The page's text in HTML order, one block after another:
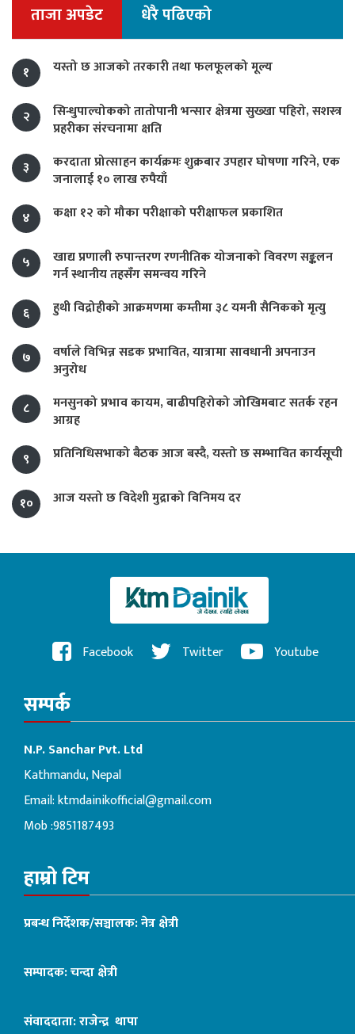
ताजा अपडेट धेरै पढिएको
१ यस्तो छ आजको तरकारी तथा फलफूलको मूल्य
२
सिन्धुपाल्चोकको तातोपानी भन्सार क्षेत्रमा सुख्खा पहिरो, सशस्त्र
प्रहरीका संरचनामा क्षति
३
करदाता प्रोत्साहन कार्यक्रमः शुक्रबार उपहार घोषणा गरिने, एक
जनालाई १० लाख रुपैयाँ
४
कक्षा १२ को मौका परीक्षाको परीक्षाफल प्रकाशित
५
खाद्य प्रणाली रुपान्तरण रणनीतिक योजनाको विवरण सङ्कलन
गर्न स्थानीय तहसँग समन्वय गरिने
६
हुथी विद्रोहीको आक्रमणमा कम्तीमा ३८ यमनी सैनिकको मृत्यु
७
वर्षाले विभिन्न सडक प्रभावित, यात्रामा सावधानी अपनाउन
अनुरोध
८
मनसुनको प्रभाव कायम, बाढीपहिरोको जोखिमबाट सतर्क रहन
आग्रह
९
प्रतिनिधिसभाको बैठक आज बस्दै, यस्तो छ सम्भावित कार्यसूची
१० आज यस्तो छ विदेशी मुद्राको विनिमय दर
Facebook Twitter Youtube
सम्पर्क
N.P. Sanchar Pvt. Ltd
Kathmandu, Nepal
Email:ktmdainikofficial@gmail.com
Mob :9851187493
हाम्रो टिम
प्रबन्ध निर्देशक/सञ्चालक: नेत्र क्षेत्री
सम्पादक: चन्दा क्षेत्री
संवाददाता: राजेन्द्र थापा